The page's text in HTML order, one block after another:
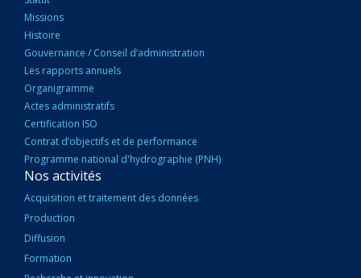
Missions
Histoire
Gouvernance / Conseil d’administration
Les rapports annuels
Organigramme
Actes administratifs
Certification ISO
Contrat d’objectifs et de performance
Programme national d'hydrographie (PNH)
Nos activités
Acquisition et traitement des données
Production
Diffusion
Formation